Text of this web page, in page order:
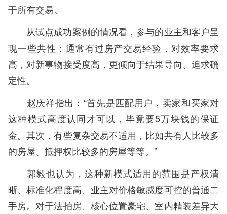
于所有交易。
从试点成功案例的情况看，参与的业主和客户呈
现一些共性：通常有过房产交易经验，对效率要求
高，对新事物接受度高，更倾向于结果导向、追求确
定性。
赵庆祥指出：“首先是匹配用户，卖家和买家对
这种模式高度认同才可以，毕竟要5万块钱的保证
金。其次，有些复杂交易不适用，比如共有人比较多
的房屋、抵押权比较多的房屋等等。”
郭毅也认为，这种新模式适用的范围是产权清
晰、标准化程度高、业主对价格敏感度可控的普通二
手房。对于法拍房、核心位置豪宅、室内精装差异大